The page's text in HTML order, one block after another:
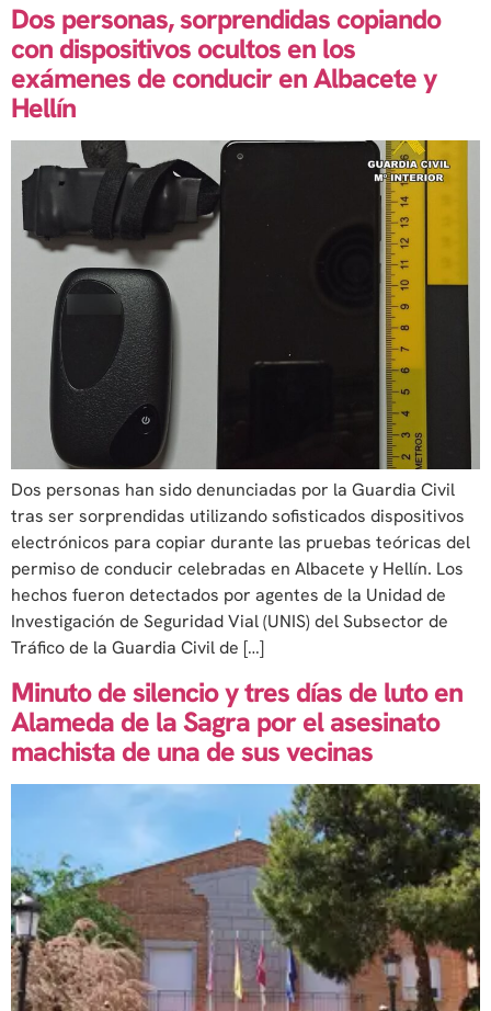
Dos personas, sorprendidas copiando
con dispositivos ocultos en los
exámenes de conducir en Albacete y
Hellín
Dos personas han sido denunciadas por la Guardia Civil
tras ser sorprendidas utilizando sofisticados dispositivos
electrónicos para copiar durante las pruebas teóricas del
permiso de conducir celebradas en Albacete y Hellín. Los
hechos fueron detectados por agentes de la Unidad de
Investigación de Seguridad Vial (UNIS) del Subsector de
Tráfico de la Guardia Civil de […]
Minuto de silencio y tres días de luto en
Alameda de la Sagra por el asesinato
machista de una de sus vecinas